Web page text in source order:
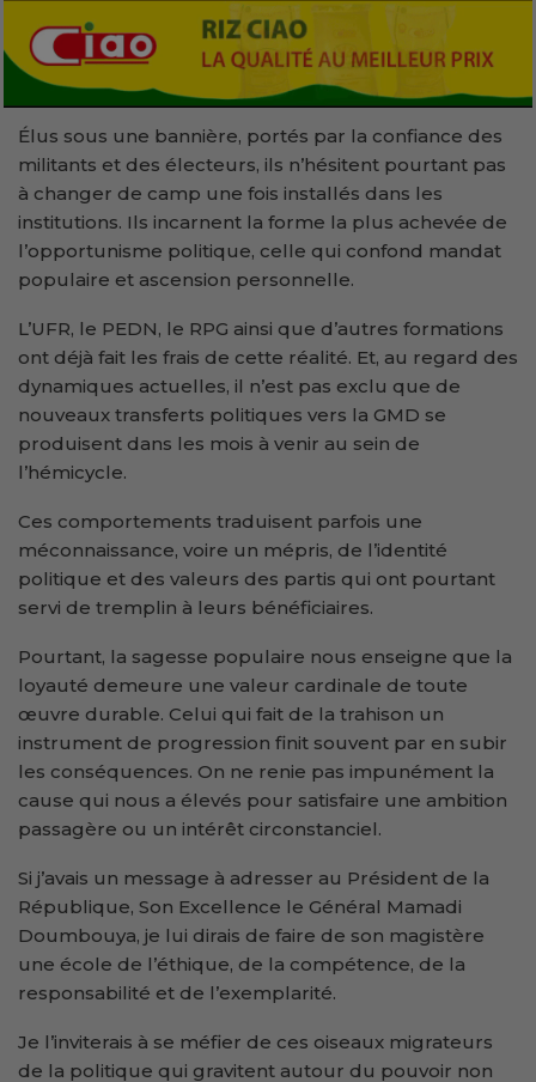
Élus sous une bannière, portés par la confiance des
militants et des électeurs, ils n’hésitent pourtant pas
à changer de camp une fois installés dans les
institutions. Ils incarnent la forme la plus achevée de
l’opportunisme politique, celle qui confond mandat
populaire et ascension personnelle.
L’UFR, le PEDN, le RPG ainsi que d’autres formations
ont déjà fait les frais de cette réalité. Et, au regard des
dynamiques actuelles, il n’est pas exclu que de
nouveaux transferts politiques vers la GMD se
produisent dans les mois à venir au sein de
l’hémicycle.
Ces comportements traduisent parfois une
méconnaissance, voire un mépris, de l’identité
politique et des valeurs des partis qui ont pourtant
servi de tremplin à leurs bénéficiaires.
Pourtant, la sagesse populaire nous enseigne que la
loyauté demeure une valeur cardinale de toute
œuvre durable. Celui qui fait de la trahison un
instrument de progression finit souvent par en subir
les conséquences. On ne renie pas impunément la
cause qui nous a élevés pour satisfaire une ambition
passagère ou un intérêt circonstanciel.
Si j’avais un message à adresser au Président de la
République, Son Excellence le Général Mamadi
Doumbouya, je lui dirais de faire de son magistère
une école de l’éthique, de la compétence, de la
responsabilité et de l’exemplarité.
Je l’inviterais à se méfier de ces oiseaux migrateurs
de la politique qui gravitent autour du pouvoir non